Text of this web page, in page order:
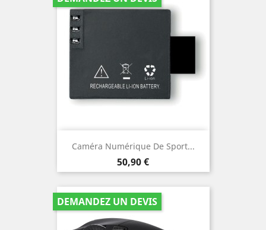
Caméra Numérique De Sport...
Prix
50,90 €
DEMANDEZ UN DEVIS